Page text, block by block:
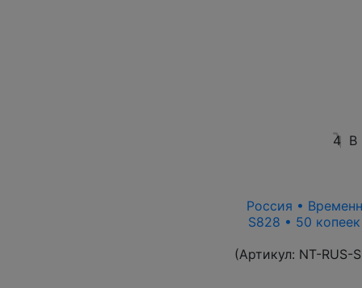
4 В
Россия •
S828 • 50
(Артикул: NT-RUS-